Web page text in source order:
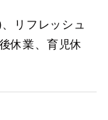
リフレッシュ
休業、育児休